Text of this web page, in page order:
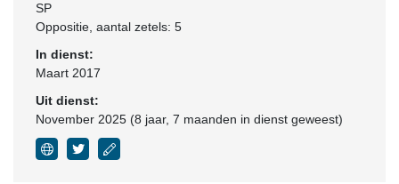
SP
Oppositie , aantal zetels: 5
In dienst:
Maart 2017
Uit dienst:
November 2025 (8 jaar, 7 maanden in dienst geweest)